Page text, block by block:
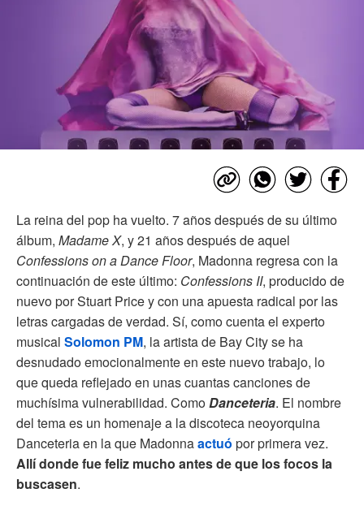
La reina del pop ha vuelto. 7 años después de su último
álbum, Madame X, y 21 años después de aquel
Confessions on a Dance Floor, Madonna regresa con la
continuación de este último: Confessions II, producido de
nuevo por Stuart Price y con una apuesta radical por las
letras cargadas de verdad. Sí, como cuenta el experto
musical Solomon PM, la artista de Bay City se ha
desnudado emocionalmente en este nuevo trabajo, lo
que queda reflejado en unas cuantas canciones de
muchísima vulnerabilidad. ComoDanceteria. El nombre
del tema es un homenaje a la discoteca neoyorquina
Danceteria en la que Madonnaactuó por primera vez.
Allí donde fue feliz mucho antes de que los focos la
buscasen.